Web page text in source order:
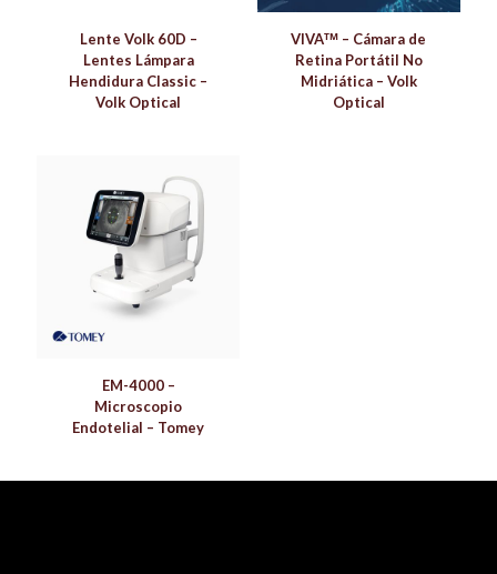
Lente Volk 60D –
Lentes Lámpara
Hendidura Classic –
Volk Optical
VIVAᵀᴹ – Cámara de
Retina Portátil No
Midriática – Volk
Optical
EM-4000 –
Microscopio
Endotelial – Tomey